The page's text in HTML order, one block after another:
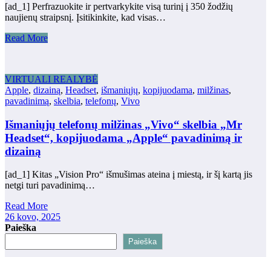
[ad_1] Perfrazuokite ir pertvarkykite visą turinį į 350 žodžių
naujienų straipsnį. Įsitikinkite, kad visas…
Read More
VIRTUALI REALYBĖ
Apple, dizainą, Headset, išmaniųjų, kopijuodama, milžinas,
pavadinimą, skelbia, telefonų, Vivo
Išmaniųjų telefonų milžinas „Vivo“ skelbia „Mr
Headset“, kopijuodama „Apple“ pavadinimą ir
dizainą
[ad_1] Kitas „Vision Pro“ išmušimas ateina į miestą, ir šį kartą jis
netgi turi pavadinimą…
Read More
26 kovo, 2025
Paieška
Paieška